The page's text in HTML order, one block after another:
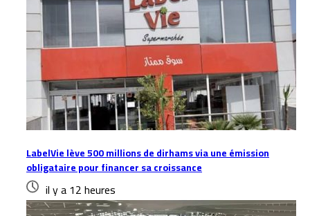
LabelVie lève 500 millions de dirhams via une émission
obligataire pour financer sa croissance
il y a 12 heures